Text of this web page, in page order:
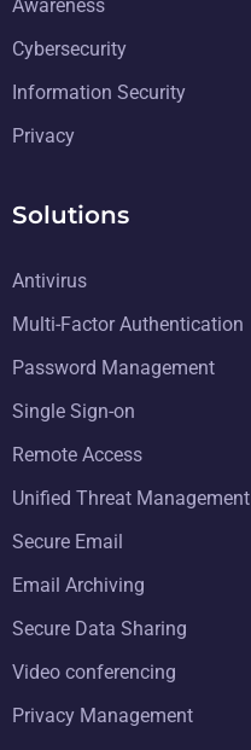
Awareness
Cybersecurity
Information Security
Privacy
Solutions
Antivirus
Multi-Factor Authentication
Password Management
Single Sign-on
Remote Access
Unified Threat Management
Secure Email
Email Archiving
Secure Data Sharing
Video conferencing
Privacy Management